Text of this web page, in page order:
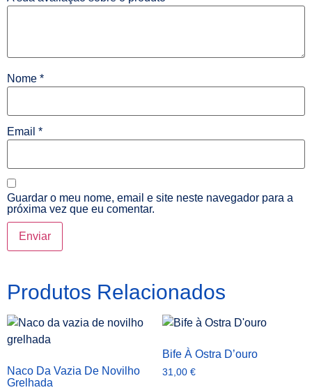
Nome *
Email *
Guardar o meu nome, email e site neste navegador para a
próxima vez que eu comentar.
Produtos Relacionados
Naco Da Vazia De Novilho
Grelhada
Bife À Ostra D’ouro
31,00 €